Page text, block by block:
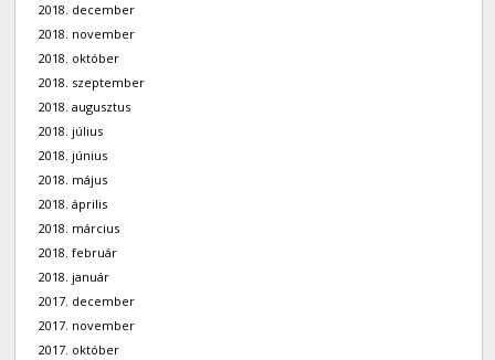
2018. december
2018. november
2018. október
2018. szeptember
2018. augusztus
2018. július
2018. június
2018. május
2018. április
2018. március
2018. február
2018. január
2017. december
2017. november
2017. október